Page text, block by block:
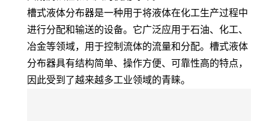
槽式液体分布器是一种用于将液体在化工生产过程中
进行分配和输送的设备。它广泛应用于石油、化工、
冶金等领域，用于控制流体的流量和分配。槽式液体
分布器具有结构简单、操作方便、可靠性高的特点，
因此受到了越来越多工业领域的青睐。